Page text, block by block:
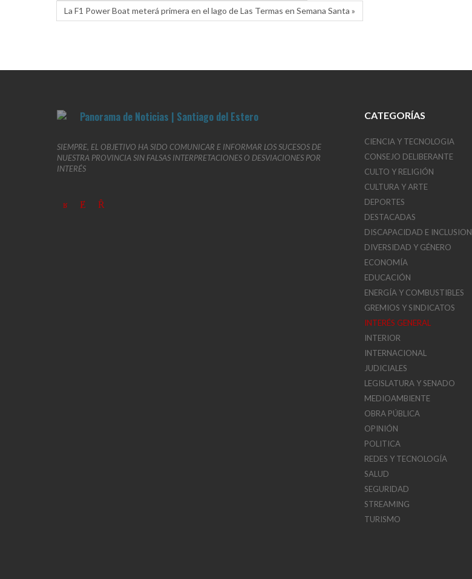
La F1 Power Boat meterá primera en el lago de Las Termas en Semana Santa »
SIEMPRE, EL OBJETIVO HA SIDO COMUNICAR E INFORMAR LOS SUCESOS DE
NUESTRA PROVINCIA SIN FALSAS INTERPRETACIONES O DESVIACIONES POR
INTERÉS
CATEGORÍAS
CIENCIA Y TECNOLOGIA
CONSEJO DELIBERANTE
CULTO Y RELIGIÓN
CULTURA Y ARTE
DEPORTES
DESTACADAS
DISCAPACIDAD E INCLUSION
DIVERSIDAD Y GÉNERO
ECONOMÍA
EDUCACIÓN
ENERGÍA Y COMBUSTIBLES
GREMIOS Y SINDICATOS
INTERÉS GENERAL
INTERIOR
INTERNACIONAL
JUDICIALES
LEGISLATURA Y SENADO
MEDIOAMBIENTE
OBRA PÚBLICA
OPINIÓN
POLITICA
REDES Y TECNOLOGÍA
SALUD
SEGURIDAD
STREAMING
TURISMO